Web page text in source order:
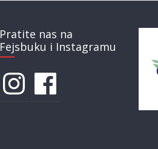
Pratite nas na
Fejsbuku i Instagramu
InstagramFacebook